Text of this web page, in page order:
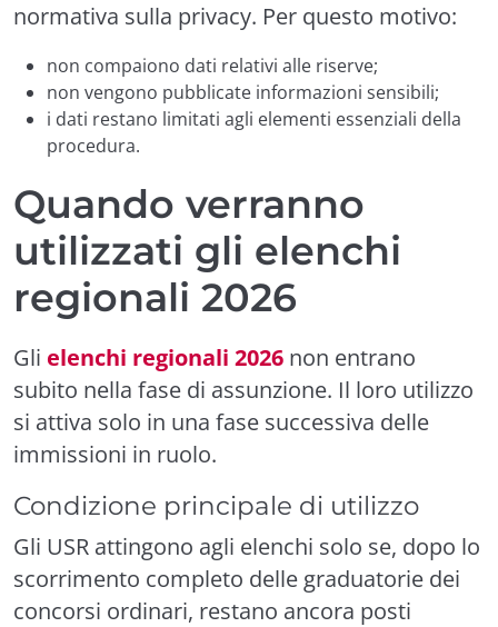
normativa sulla privacy. Per questo motivo:
non compaiono dati relativi alle riserve;
non vengono pubblicate informazioni sensibili;
i dati restano limitati agli elementi essenziali della
procedura.
Quando verranno
utilizzati gli elenchi
regionali 2026
Gli elenchi regionali 2026 non entrano
subito nella fase di assunzione. Il loro utilizzo
si attiva solo in una fase successiva delle
immissioni in ruolo.
Condizione principale di utilizzo
Gli USR attingono agli elenchi solo se, dopo lo
scorrimento completo delle graduatorie dei
concorsi ordinari, restano ancora posti